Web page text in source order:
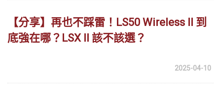
【分享】再也不踩雷！LS50 Wireless II 到
底強在哪？LSX II 該不該選？
2025-04-10